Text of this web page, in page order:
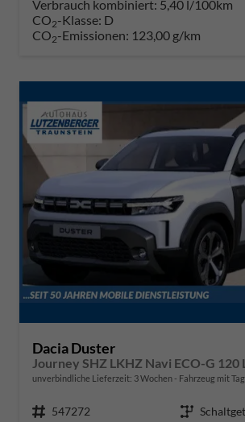
Verbrauch kombiniert: 5,40 l/100km
CO2-Klasse: D
CO2-Emissionen: 123,00 g/km
Dacia Duster
Journey SHZ LKHZ Navi ECO-G 120
unverbindliche Lieferzeit: 3 Wochen Fahrzeug mit
Fahrzeugnr. 547272 Getriebe